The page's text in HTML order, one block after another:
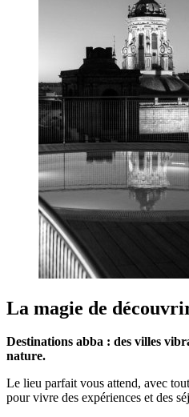
La magie de
Destinations abba : des villes
nature.
Le lieu parfait vous attend, avec
pour vivre des expériences et des